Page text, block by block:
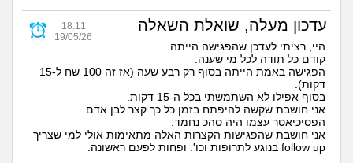
היריון ולידה
הורות ומשפחה
מתבגרים
מהבקו"ם... ועד מתי?!
הרשמה | התחברות עדכון מעלה, שואלת השאלה
18:11
19/05/26
היי, רציתי לעדכן שהפגישה הייתה.
קודם כל תודה לכל מי שענה.
הפגישה באמת הייתה בסוף רק רבע שעה (אז זה 100 שח ל-15
דקות).
בסוף אפילו לא השתמשתי בכל ה-15 דקות.
אני חושבת שקשה להיפתח בזמן כל כך קצר לבן אדם...
הפסיכיאטר עצמו היה סהכ נחמד.
אני חושבת שהפגישות הקצרות האלה מתאימות אולי למי שצריך
follow up בנוגע לתרופות וכו'. ופחות לפעם ראשונה.